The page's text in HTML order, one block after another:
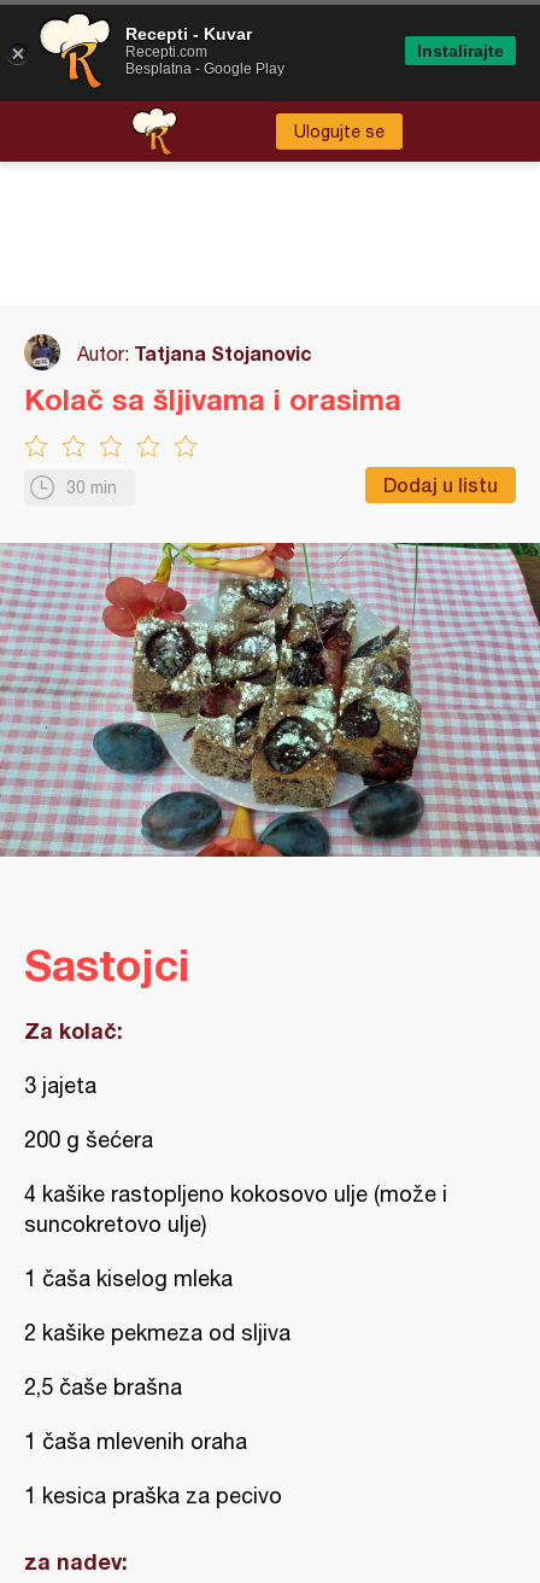
Ulogujte se
Autor: Tatjana Stojanovic
30 min Dodaj u listu
Kolač sa šljivama i orasima
Sastojci
Za kolač:
3 jajeta
200 g šećera
4 kašike rastopljeno kokosovo ulje (može i
suncokretovo ulje)
1 čaša kiselog mleka
2 kašike pekmeza od sljiva
2,5 čaše brašna
1 čaša mlevenih oraha
1 kesica praška za pecivo
za nadev:
Recepti - Kuvar
Recepti.com
Besplatna - Google Play
Instalirajte